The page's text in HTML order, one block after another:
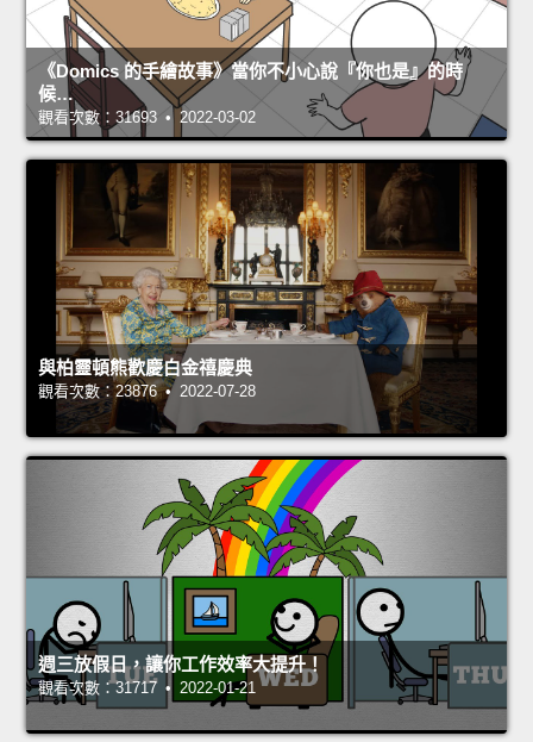
《Domics 的手繪故事》當你不小心說『你也是』的時
候…
觀看次數：31693 • 2022-03-02
與柏靈頓熊歡慶白金禧慶典
觀看次數：23876 • 2022-07-28
週三放假日，讓你工作效率大提升！
觀看次數：31717 • 2022-01-21